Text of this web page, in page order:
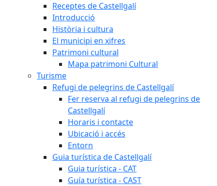
Receptes de Castellgalí
Introducció
Història i cultura
El municipi en xifres
Patrimoni cultural
Mapa patrimoni Cultural
Turisme
Refugi de pelegrins de Castellgalí
Fer reserva al refugi de pelegrins de
Castellgalí
Horaris i contacte
Ubicació i accés
Entorn
Guia turística de Castellgalí
Guia turística - CAT
Guía turística - CAST